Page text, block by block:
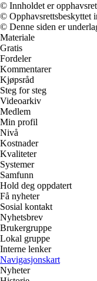
© Innholdet er
© Opphavsrettsbeskyttet
© Denne siden er
Materiale
Gratis
Fordeler
Kommentarer
Kjøpsråd
Steg for steg
Videoarkiv
Medlem
Min profil
Nivå
Kostnader
Kvaliteter
Systemer
Samfunn
Hold deg oppdatert
Få nyheter
Sosial kontakt
Nyhetsbrev
Brukergruppe
Lokal gruppe
Interne lenker
Navigasjonskart
Nyheter